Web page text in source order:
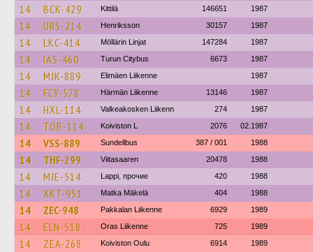
14 BCK-429 Kittilä 146651 1987
14 URS-214 Henriksson 30157 1987
14 LKC-414 Möllärin Linjat 147284 1987
14 IAS-460 Turun Citybus 6673 1987
14 MJK-889 Elimäen Liikenne 1987
14 FCY-578 Härmän Liikenne 13146 1987
14 HXL-114 Valkeakosken Liikenn 274 1987
14 TOB-114 Koiviston L 2076 02.1987
14 VSS-889 Sundellbus 387 / 001 1988
14 THF-299 Viitasaaren 20478 1988
14 MJE-514 Lappi, прочие 420 1988
14 XKT-951 Matka Mäkelä 404 1988
14 ZEC-948 Pakkalan Liikenne 6929 1989
14 ELN-518 Oras Liikenne 725 1989
14 ZEA-268 Koiviston Oulu 6914 1989